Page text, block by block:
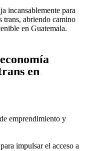
incansablemente para
trans, abriendo camino
en Guatemala.
en
emprendimiento y
impulsar el acceso a